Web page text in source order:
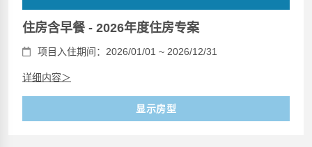
住房含早餐 - 2026年度住房专案
项目入住期间：2026/01/01 ~ 2026/12/31
详细内容＞
显示房型